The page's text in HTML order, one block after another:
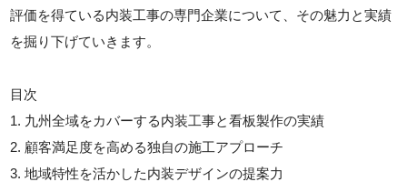
評価を得ている内装工事の専門企業について、その魅力と実績
を掘り下げていきます。
目次
1. 九州全域をカバーする内装工事と看板製作の実績
2. 顧客満足度を高める独自の施工アプローチ
3. 地域特性を活かした内装デザインの提案力